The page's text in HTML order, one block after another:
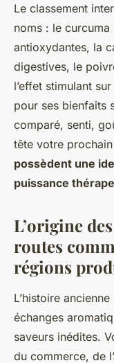
Le classement
noms : le
antioxydantes, la
digestives, le
l’effet stimulant
pour ses bienfaits
comparé, senti,
tête votre
possèdent une
puissance
L’origine
routes
régions
L’histoire
échanges
saveurs inédites.
du commerce, de